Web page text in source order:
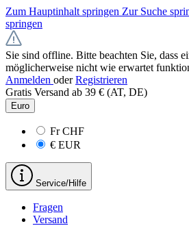
Zum Hauptinhalt springen Zur Suche
springen
Sie sind offline. Bitte beachten Sie, dass
möglicherweise nicht wie erwartet
Anmelden oder Registrieren
Gratis Versand ab 39 € (AT, DE)
Euro
FrCHF
€ EUR
Service/Hilfe
Fragen
Versand